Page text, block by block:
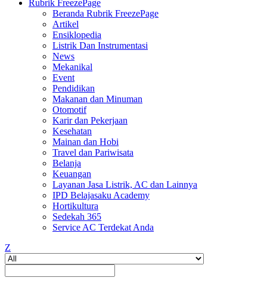
Rubrik FreezePage
Beranda Rubrik FreezePage
Artikel
Ensiklopedia
Listrik Dan Instrumentasi
News
Mekanikal
Event
Pendidikan
Makanan dan Minuman
Otomotif
Karir dan Pekerjaan
Kesehatan
Mainan dan Hobi
Travel dan Pariwisata
Belanja
Keuangan
Layanan Jasa Listrik, AC dan Lainnya
IPD Belajasaku Academy
Hortikultura
Sedekah 365
Service AC Terdekat Anda
Z